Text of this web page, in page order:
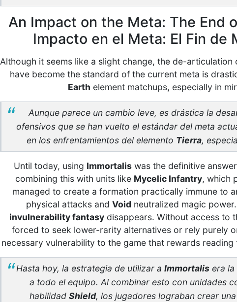
An Impact on the Meta: The End
Impacto en el Meta: El Fin de
Although it seems like a slight change, the de-
have become the standard of the current meta is
Earth element matchups, especially in
Aunque parece un cambio leve, es drástica la
ofensivos que se han vuelto el estándar del meta
en los enfrentamientos del elemento Tierra,
Until today, using Immortaliswas the definitive
combining this with units like Mycelic Infantry, which
managed to create a formation practically immune to
physical attacks and Void neutralized magic
invulnerability fantasy disappears. Without access to
forced to seek lower-rarity alternatives or rely purely
necessary vulnerability to the game that rewards
Hasta hoy, la estrategia de utilizar a Immortalis era
a todo el equipo. Al combinar esto con unidades
habilidad Shield, los jugadores lograban crear